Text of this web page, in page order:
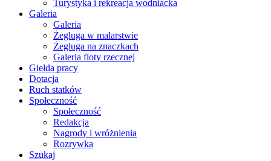
Turystyka i rekreacja wodniacka
Galeria
Galeria
Żegluga w malarstwie
Żegluga na znaczkach
Galeria floty rzecznej
Giełda pracy
Dotacja
Ruch statków
Społeczność
Społeczność
Redakcja
Nagrody i wróżnienia
Rozrywka
Szukaj